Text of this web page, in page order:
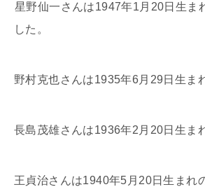
星野仙一さんは1947年1月20日生ま
した。
野村克也さんは1935年6月29日生ま
長島茂雄さんは1936年2月20日生ま
王貞治さんは1940年5月20日生まれ